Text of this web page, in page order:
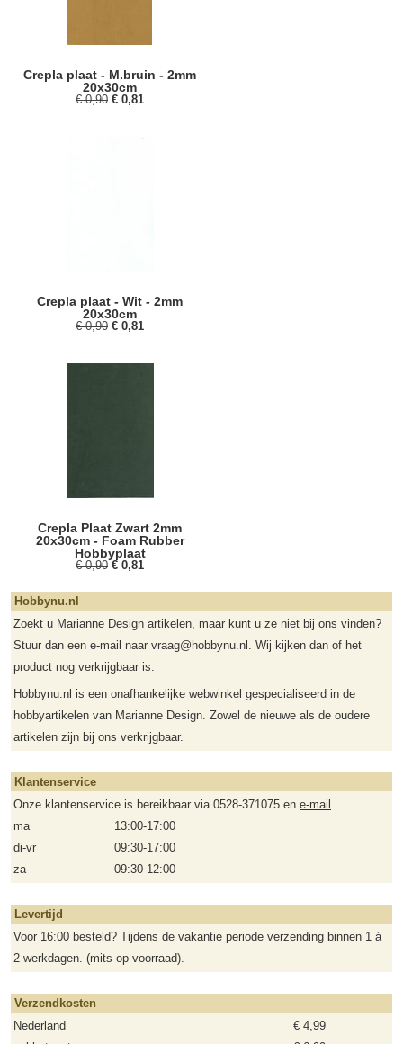
Crepla plaat - M.bruin - 2mm
20x30cm
€ 0,90 € 0,81
Crepla plaat - Wit - 2mm
20x30cm
€ 0,90 € 0,81
Crepla Plaat Zwart 2mm
20x30cm - Foam Rubber
Hobbyplaat
€ 0,90 € 0,81
Hobbynu.nl
Zoekt u Marianne Design artikelen, maar kunt u ze niet bij ons vinden?
Stuur dan een e-mail naar vraag@hobbynu.nl. Wij kijken dan of het
product nog verkrijgbaar is.
Hobbynu.nl is een onafhankelijke webwinkel gespecialiseerd in de
hobbyartikelen van Marianne Design. Zowel de nieuwe als de oudere
artikelen zijn bij ons verkrijgbaar.
Klantenservice
Onze klantenservice is bereikbaar via 0528-371075 en e-mail .
ma
13:00-17:00
di-vr
09:30-17:00
za
09:30-12:00
Levertijd
Voor 16:00 besteld? Tijdens de vakantie periode verzending binnen 1 á
2 werkdagen. (mits op voorraad).
Verzendkosten
Nederland
€ 4,99